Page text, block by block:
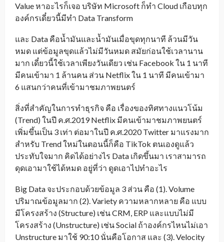
Value หาอะไรก็เจอ บริษัท Microsoft ก็ทำ Cloud เกือบทุก
องค์กรเดี๋ยวนี้มีทำ Data Transform
และ Data คือน้ำมันและน้ำมันเมื่อขุดทุกนาที ล้วนมีวัน
หมด แต่ข้อมูลขุดแล้วไม่มีวันหมด สมัยก่อนใช้เวลานาน
มาก เดี๋ยวนี้ใช้เวลาเพียงวันเดียว เช่น Facebook ใน 1 นาที
มีคนเข้ามา 1 ล้านคน ส่วน Netflix ใน 1 นาที มีคนเข้ามา
6 แสนกว่าคนที่เข้ามาชมภาพยนตร์
สิ่งที่สำคัญในการทำธุรกิจ คือ เรื่องของทิศทางแนวโน้ม
(Trend) ในปี ค.ศ.2019 Netflix มีคนเข้ามาชมภาพยนตร์
เพิ่มขึ้นเป็น 3 เท่า ต่อมาในปี ค.ศ.2020 Twitter มาแรงมาก
สำหรับ Trend ใหม่ในตอนนี้ก็คือ TikTok ตนเองดูแล้ว
ประทับใจมาก คิดได้อย่างไร Data เกิดขึ้นมา เราสามารถ
ดุดเอามาใช้ได้หมด อยู่ที่ว่า ดูดเอาไปทำอะไร
Big Data จะประกอบด้วยข้อมูล 3 ส่วน คือ (1). Volume
ปริมาณข้อมูลมาก (2). Variety ความหลากหลาย คือ แบบ
มีโครงสร้าง (Structure) เช่น CRM, ERP และแบบไม่มี
โครงสร้าง (Unstructure) เช่น Social ถ้าองค์กรไหนไม่เอา
Unstructure มาใช้ 90:10 นั่นคือโอกาส และ (3). Velocity